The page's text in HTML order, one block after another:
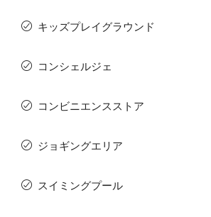
キッズプレイグラウンド
コンシェルジェ
コンビニエンスストア
ジョギングエリア
スイミングプール